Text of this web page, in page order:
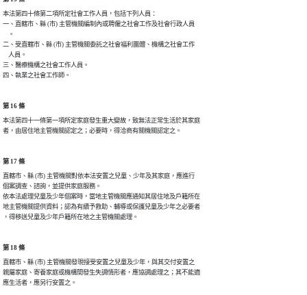
本法第四十條第二項所定社會工作人員，包括下列人員：
一、直轄市、縣 (市) 主管機關編制內或聘僱之社會工作及社會行政人員
    。
二、受直轄市、縣 (市) 主管機關委託之社會福利團體、機構之社會工作
    人員。
三、醫療機構之社會工作人員。
四、執業之社會工作師。
第 16 條
本法第四十一條第一項所定家庭發生重大變故，致無法正常生活於其家庭
者，由居住地主管機關認定之；必要時，得洽商有關機關認定之。
第 17 條
直轄市、縣 (市) 主管機關對依本法安置之兒童、少年及其家庭，應進行
個案調查、諮詢，並提供家庭服務。
依本法處理兒童及少年個案時，當地主管機關應通知其居住地及戶籍所在
地主管機關提供資料；認為有續予救助、輔導或保護兒童及少年之必要者
，得移送兒童及少年戶籍所在地之主管機關處理。
第 18 條
直轄市、縣 (市) 主管機關發現接受安置之兒童及少年，與其交付安置之
親屬家庭、寄養家庭或機構間發生失調情形者，應協調處理之；其不能適
應生活者，應另行安置之。